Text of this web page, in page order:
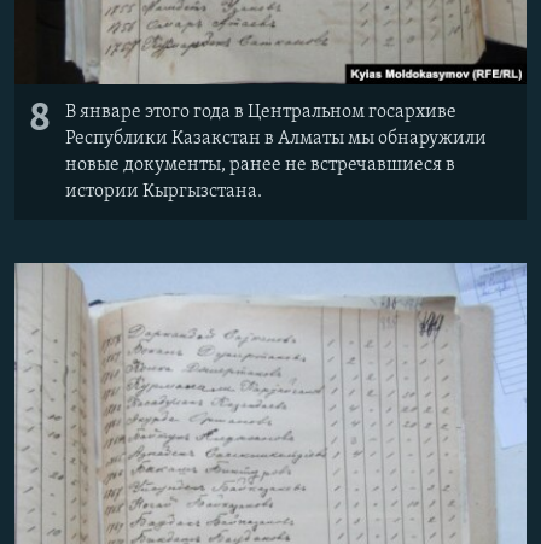
8
В январе этого года в Центральном госархиве
Республики Казакстан в Алматы мы обнаружили
новые документы, ранее не встречавшиеся в
истории Кыргызстана.